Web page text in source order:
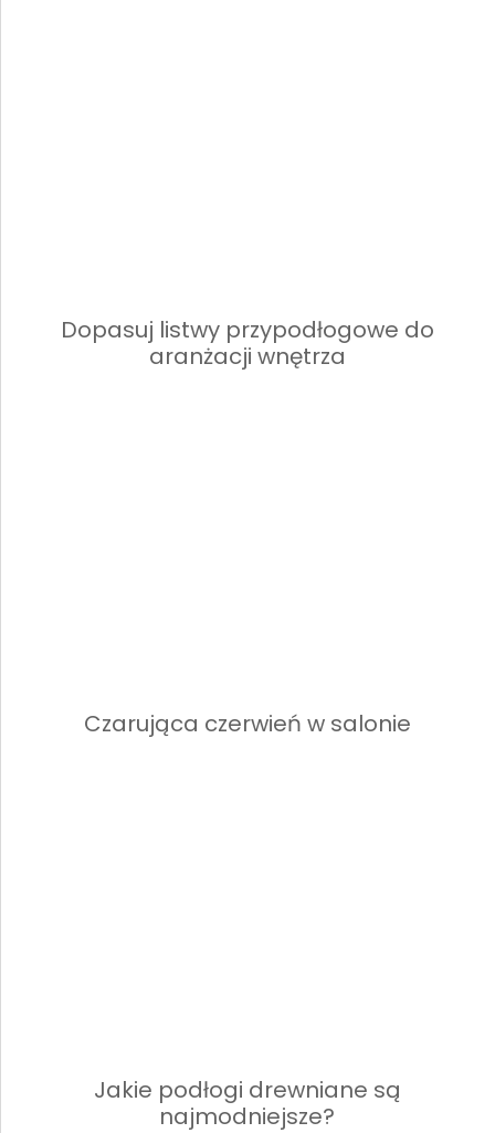
Dopasuj listwy przypodłogowe do
aranżacji wnętrza
Czarująca czerwień w salonie
Jakie podłogi drewniane są
najmodniejsze?